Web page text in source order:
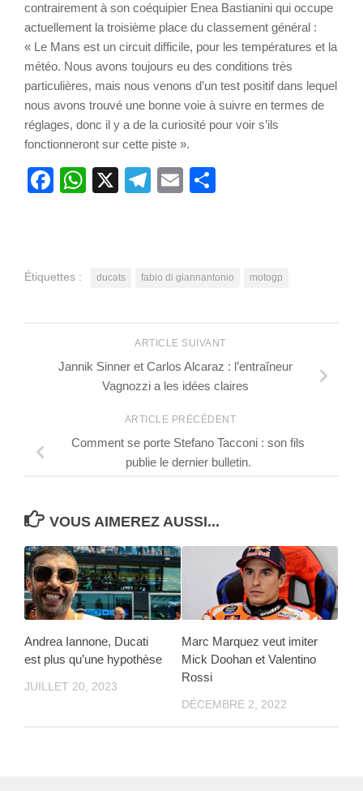
contrairement à son coéquipier Enea Bastianini qui occupe
actuellement la troisième place du classement général :
« Le Mans est un circuit difficile, pour les températures et la
météo. Nous avons toujours eu des conditions très
particulières, mais nous venons d’un test positif dans lequel
nous avons trouvé une bonne voie à suivre en termes de
réglages, donc il y a de la curiosité pour voir s’ils
fonctionneront sur cette piste ».
Facebook
WhatsApp
X Telegram
Email
Étiquettes : ducats fabio di giannantonio motogp
ARTICLE SUIVANT
Jannik Sinner et Carlos Alcaraz : l’entraîneur
Vagnozzi a les idées claires
ARTICLE PRÉCÉDENT
Comment se porte Stefano Tacconi : son fils
publie le dernier bulletin.
VOUS AIMEREZ AUSSI...
Andrea Iannone, Ducati
est plus qu’une hypothèse
JUILLET 20, 2023
Marc Marquez veut imiter
Mick Doohan et Valentino
Rossi
DÉCEMBRE 2, 2022